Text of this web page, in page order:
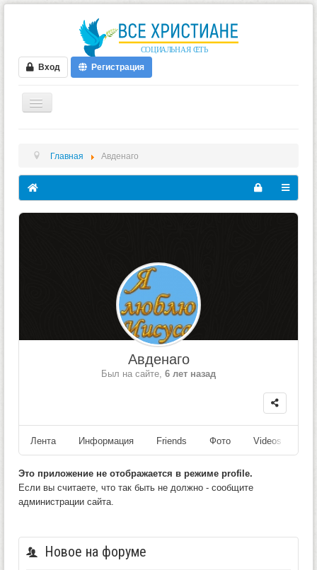
Вход Регистрация
ФОРУМ
ВИДЕО
БЛОГИ
Главная Авденаго
Авденаго
Был на сайте, 6 лет назад
Лента Информация Friends Фото Videos
Это приложение не отображается в режиме profile.
Если вы считаете, что так быть не должно - сообщите
администрации сайта.
Новое на форуме